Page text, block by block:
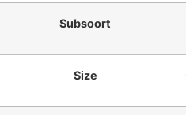
Subsoort
Size